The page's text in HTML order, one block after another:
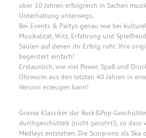
über 10 Jahren erfolgreich in Sachen
Unterhaltung unterwegs.
Bei Events & Partys genau wie bei
Musikalität, Witz, Erfahrung und
Säulen auf denen ihr Erfolg ruht. Ihre
begeistert einfach!
Erstaunlich, wie viel Power, Spaß und
Ohrwurm aus den letzten 40 Jahren in
Version erzeugen kann!
Grosse Klassiker der Rock&Pop-
durchgeschüttelt (nicht gerührt!), so dass
Medleys entstehen. Die Scorpions als Ska